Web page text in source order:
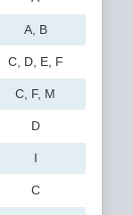
A, B
C, D, E, F
C, F, M
D
I
C